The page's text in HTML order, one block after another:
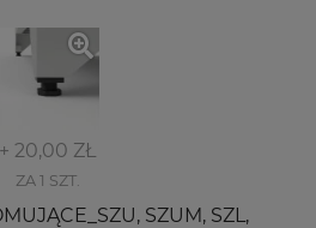
+ 20,00 ZŁ
ZA 1 SZT.
SZUM, SZL,